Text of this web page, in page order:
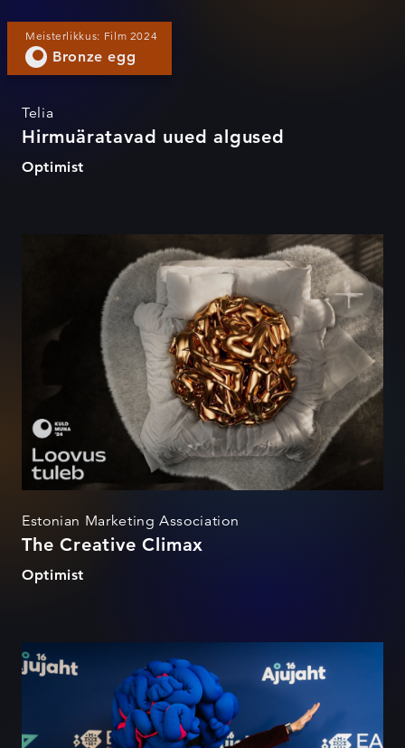
Meisterlikkus: Film 2024
Bronze egg
Telia
Hirmuäratavad uued algused
Optimist
The Creative Climax
Estonian Marketing Association
The Creative Climax
Optimist
AJUJAHT 16